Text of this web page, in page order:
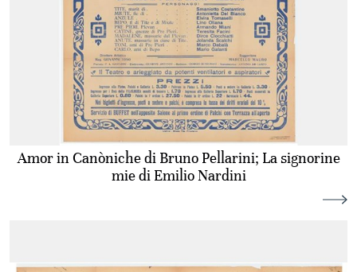
Amor in Canòniche di Bruno Pellarini; La signorine
mie di Emilio Nardini